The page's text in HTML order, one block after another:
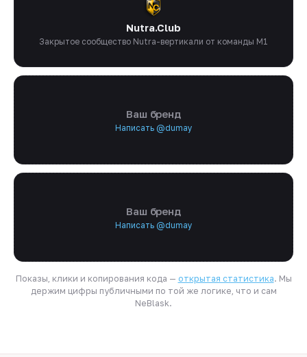
Nutra.Club
Закрытое сообщество Nutra-вертикали от команды M1
Ваш бренд
Написать @dumay
Ваш бренд
Написать @dumay
Показы, клики и копирования кода — открытая статистика. Мы
держим цифры публичными по той же логике, что и сам
NeBlask.